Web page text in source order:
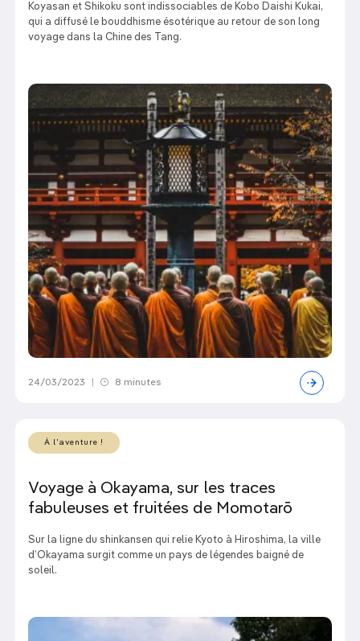
Koyasan et Shikoku sont indissociables de Kobo Daishi Kukai,
qui a diffusé le bouddhisme ésotérique au retour de son long
voyage dans la Chine des Tang.
24/03/2023 8 minutes
À l'aventure !
Voyage à Okayama, sur les traces
fabuleuses et fruitées de Momotarō
Sur la ligne du shinkansen qui relie Kyoto à Hiroshima, la ville
d’Okayama surgit comme un pays de légendes baigné de
soleil.